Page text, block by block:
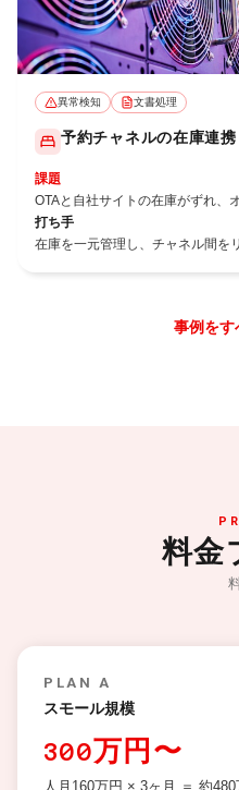
異常検知 文書処理
予約チャネルの在庫連携
課題
OTAと自社サイトの在庫がずれ、
打ち手
在庫を一元管理し、チャネル間を
事例をす
料金
PLAN A
スモール規模
300万円〜
人月160万円 × 3ヶ月 ＝ 約480